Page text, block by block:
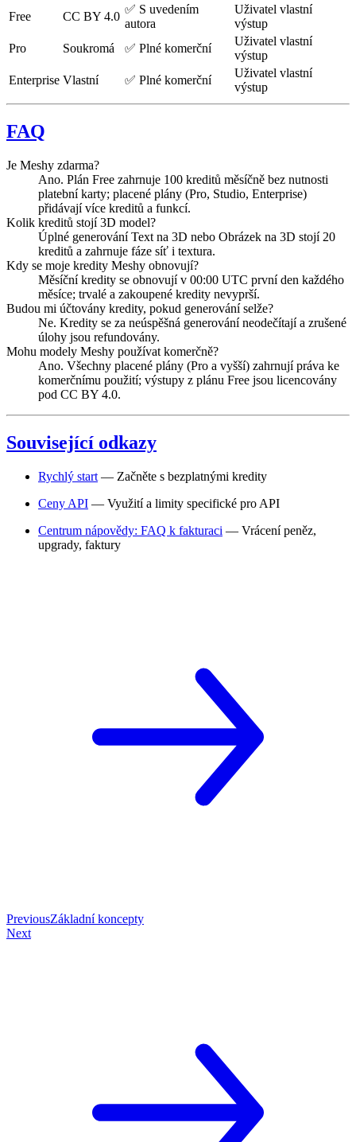
Free CC BY 4.0
✅ S uvedením
autora
Uživatel vlastní
výstup
Pro
Soukromá ✅ Plné komerční
Uživatel vlastní
výstup
Enterprise Vlastní ✅ Plné komerční
Uživatel vlastní
výstup
FAQ
Je Meshy zdarma?
Ano. Plán Free zahrnuje 100 kreditů měsíčně bez nutnosti
platební karty; placené plány (Pro, Studio, Enterprise)
přidávají více kreditů a funkcí.
Kolik kreditů stojí 3D model?
Úplné generování Text na 3D nebo Obrázek na 3D stojí 20
kreditů a zahrnuje fáze síť i textura.
Kdy se moje kredity Meshy obnovují?
Měsíční kredity se obnovují v 00:00 UTC první den každého
měsíce; trvalé a zakoupené kredity nevyprší.
Budou mi účtovány kredity, pokud generování selže?
Ne. Kredity se za neúspěšná generování neodečítají a zrušené
úlohy jsou refundovány.
Mohu modely Meshy používat komerčně?
Ano. Všechny placené plány (Pro a vyšší) zahrnují práva ke
komerčnímu použití; výstupy z plánu Free jsou licencovány
pod CC BY 4.0.
Související odkazy
Rychlý start — Začněte s bezplatnými kredity
Ceny API — Využití a limity specifické pro API
Centrum nápovědy: FAQ k fakturaci — Vrácení peněz,
upgrady, faktury
PreviousZákladní koncepty
Next